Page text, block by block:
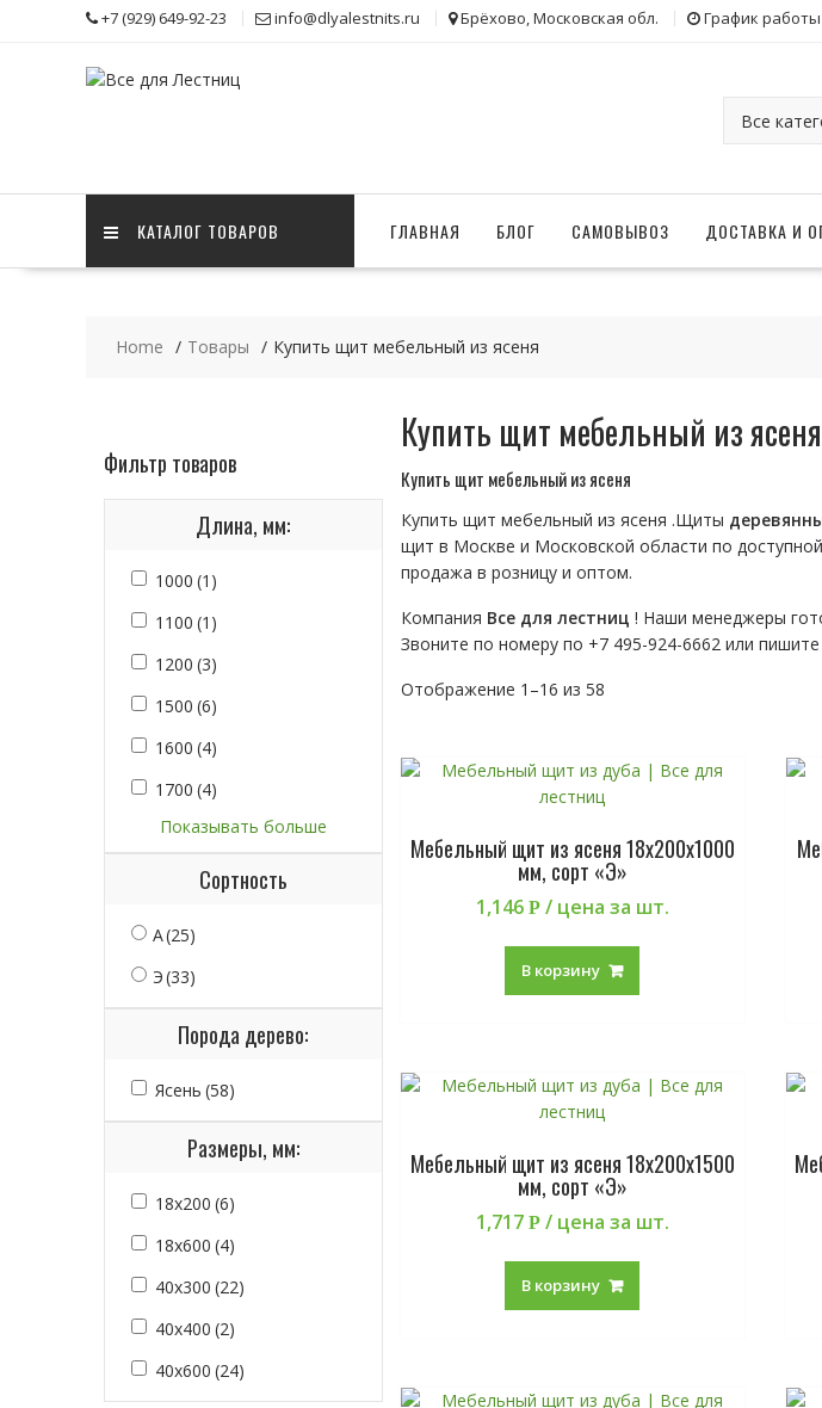
+7 (929) 649-92-23 info@dlyalestnits.ru Брёхово, Московская обл. График работы
КАТАЛОГ ТОВАРОВ ГЛАВНАЯ БЛОГ САМОВЫВОЗ ДОСТАВКА И
Home Товары Купить щит мебельный из ясеня
Купить щит мебельный из ясеня
Купить щит мебельный из ясеня
Купить щит мебельный из ясеня .Щиты
щит в Москве и Московской области по
продажа в розницу и оптом.
Компания Все для лестниц ! Наши менеджеры
Звоните по номеру по +7 495-924-6662 или
Отображение 1–16 из 58
Мебельный щит из ясеня 18х200х1000
мм, сорт «Э»
1,146 Р / цена за шт.
В корзину
Мебельный щит из ясеня 18х200х1500
мм, сорт «Э»
1,717 Р / цена за шт.
В корзину
Фильтр товаров
Длина, мм:
1000 (1)
1100 (1)
1200 (3)
1500 (6)
1600 (4)
1700 (4)
Показывать больше
Сортность
А(25)
Э(33)
Порода дерево:
Ясень (58)
Размеры, мм:
18х200 (6)
18х600 (4)
40х300 (22)
40х400 (2)
40х600 (24)